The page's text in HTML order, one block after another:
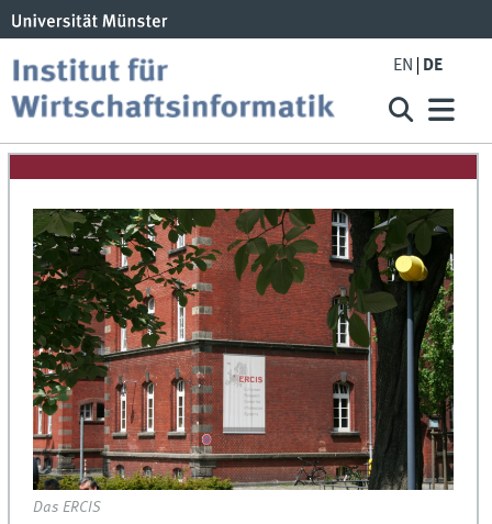
EN DE
IMG_1828.JPG
Das ERCIS